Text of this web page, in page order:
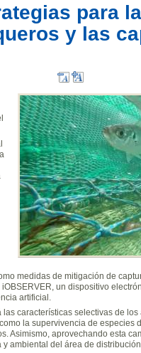
para
y las
medidas de mitigación de
un dispositivo
artificial.
características selectivas de
la supervivencia de especies
Asimismo, aprovechando esta
ambiental del área de